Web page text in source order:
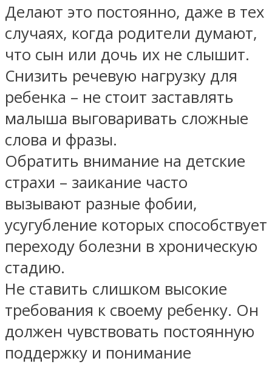
Делают это постоянно, даже в тех
случаях, когда родители думают,
что сын или дочь их не слышит.
Снизить речевую нагрузку для
ребенка – не стоит заставлять
малыша выговаривать сложные
слова и фразы.
Обратить внимание на детские
страхи – заикание часто
вызывают разные фобии,
усугубление которых способствует
переходу болезни в хроническую
стадию.
Не ставить слишком высокие
требования к своему ребенку. Он
должен чувствовать постоянную
поддержку и понимание